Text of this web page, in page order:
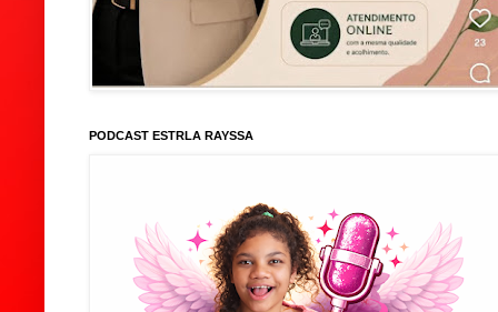
PODCAST ESTRLA RAYSSA